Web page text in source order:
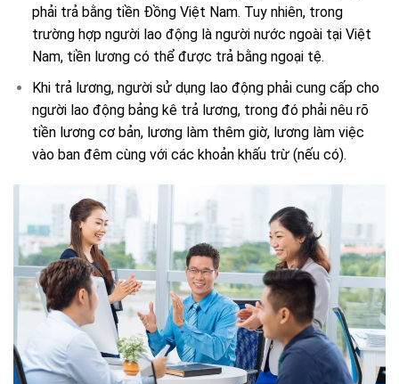
phải trả bằng tiền Đồng Việt Nam. Tuy nhiên, trong
trường hợp người lao động là người nước ngoài tại Việt
Nam, tiền lương có thể được trả bằng ngoại tệ.
Khi trả lương, người sử dụng lao động phải cung cấp cho
người lao động bảng kê trả lương, trong đó phải nêu rõ
tiền lương cơ bản, lương làm thêm giờ, lương làm việc
vào ban đêm cùng với các khoản khấu trừ (nếu có).